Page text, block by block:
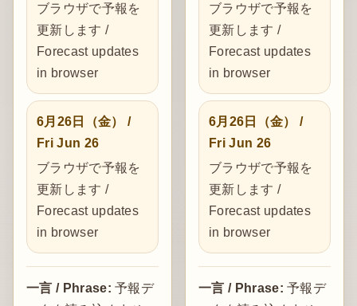
ブラウザで予報を
更新します /
Forecast updates
in browser
6月26日（金） /
Fri Jun 26
ブラウザで予報を
更新します /
Forecast updates
in browser
一言 / Phrase: 予報デ
ブラウザで予報を
更新します /
Forecast updates
in browser
6月26日（金） /
Fri Jun 26
ブラウザで予報を
更新します /
Forecast updates
in browser
一言 / Phrase: 予報デ